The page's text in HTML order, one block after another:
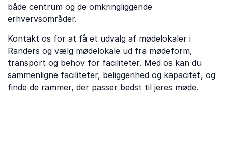
både centrum og de omkringliggende
erhvervsområder.
Kontakt os for at få et udvalg af mødelokaler i
Randers og vælg mødelokale ud fra mødeform,
transport og behov for faciliteter. Med os kan du
sammenligne faciliteter, beliggenhed og kapacitet, og
finde de rammer, der passer bedst til jeres møde.